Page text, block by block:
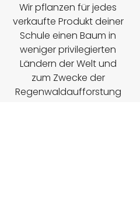
Wir pflanzen für jedes
verkaufte Produkt deiner
Schule einen Baum in
weniger privilegierten
Ländern der Welt und
zum Zwecke der
Regenwaldaufforstung
und auch Altersempfehlungen